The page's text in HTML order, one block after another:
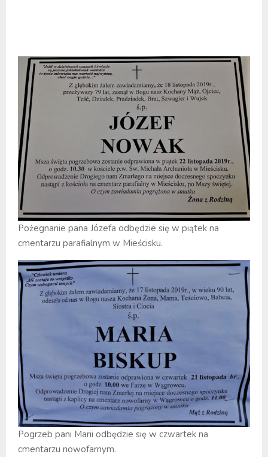
Pożegnanie pana Józefa odbędzie się w piątek na
cmentarzu parafialnym w Mieścisku.
Pogrzeb pani Marii odbędzie się w czwartek na
cmentarzu nowofarnym.